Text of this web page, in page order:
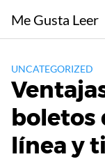
contenido
Me Gusta Leer
UNCATEGORIZED
boletos
línea y